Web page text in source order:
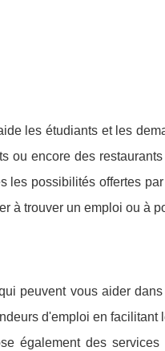
les étudiants et les
ou encore des
les possibilités offertes
à trouver un emploi ou à
peuvent vous aider
d'emploi en
également des